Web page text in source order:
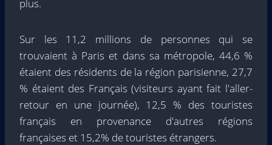
plus.
Sur les 11,2 millions de personnes qui se
trouvaient à Paris et dans sa métropole, 44,6 %
étaient des résidents de la région parisienne, 27,7
% étaient des Français (visiteurs ayant fait l'aller-
retour en une journée), 12,5 % des touristes
français en provenance d'autres régions
françaises et 15,2% de touristes étrangers.